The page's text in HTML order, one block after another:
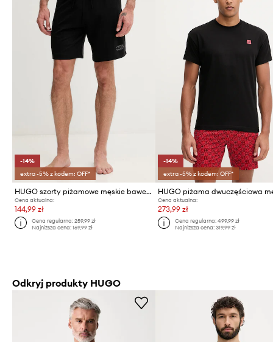
-14%
extra -5% z kodem: OFF*
HUGO szorty piżamowe męskie bawełniane SPRAY_SHORTS
Cena aktualna:
144,99 zł
Cena regularna:259,99 zł
Najniższa cena:169,99 zł
-14%
extra -5% z kodem: OFF*
Cena aktualna:
273,99 zł
Cena regularna: 499,99 zł
Najniższa cena: 319,99 zł
Odkryj produkty HUGO